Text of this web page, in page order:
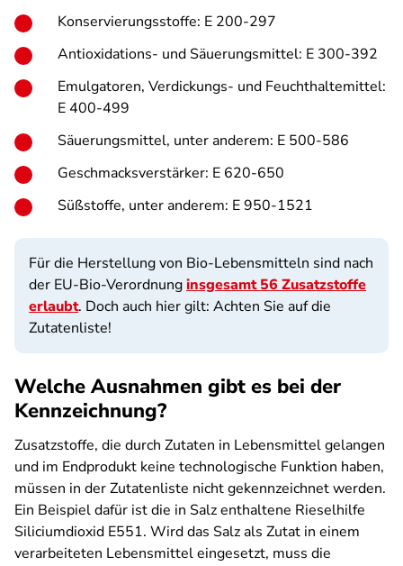
Konservierungsstoffe: E 200-297
Antioxidations- und Säuerungsmittel: E 300-392
Emulgatoren, Verdickungs- und Feuchthaltemittel:
E 400-499
Säuerungsmittel, unter anderem: E 500-586
Geschmacksverstärker: E 620-650
Süßstoffe, unter anderem: E 950-1521
Für die Herstellung von Bio-Lebensmitteln sind nach
der EU-Bio-Verordnunginsgesamt 56 Zusatzstoffe
erlaubt. Doch auch hier gilt: Achten Sie auf die
Zutatenliste!
Welche Ausnahmen gibt es bei der
Kennzeichnung?
Zusatzstoffe, die durch Zutaten in Lebensmittel gelangen
und im Endprodukt keine technologische Funktion haben,
müssen in der Zutatenliste nicht gekennzeichnet werden.
Ein Beispiel dafür ist die in Salz enthaltene Rieselhilfe
Siliciumdioxid E551. Wird das Salz als Zutat in einem
verarbeiteten Lebensmittel eingesetzt, muss die